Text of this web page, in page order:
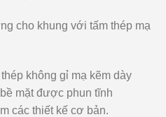
cho khung với tấm thép mạ
thép không gỉ mạ kẽm dày
bề mặt được phun tĩnh
các thiết kế cơ bản.